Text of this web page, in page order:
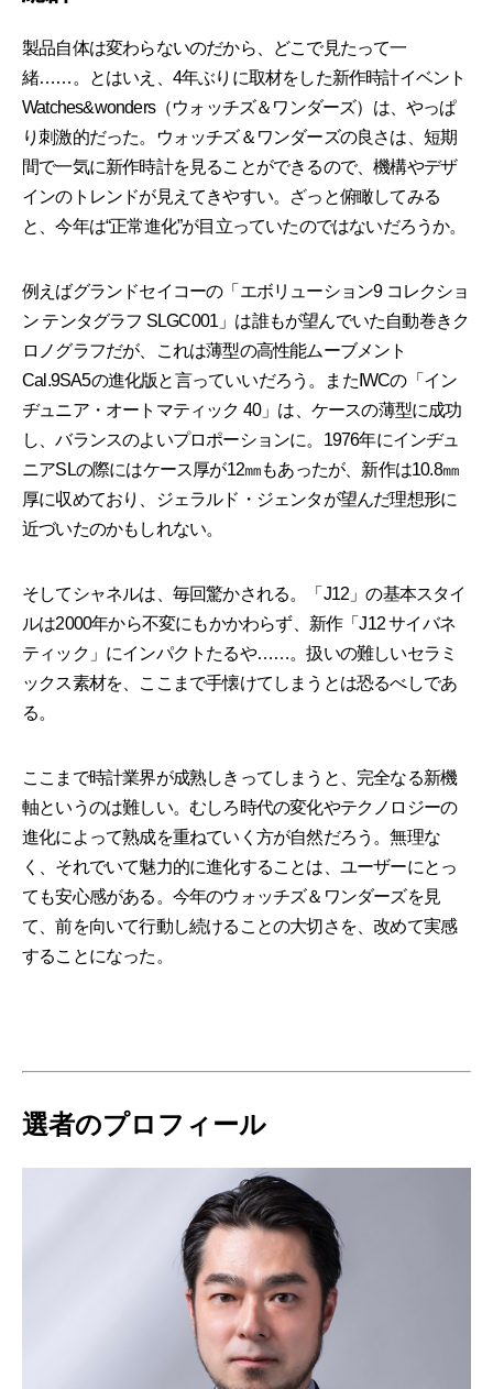
製品自体は変わらないのだから、どこで見たって一
緒……。とはいえ、4年ぶりに取材をした新作時計イベント
Watches&wonders（ウォッチズ＆ワンダーズ）は、やっぱ
り刺激的だった。ウォッチズ＆ワンダーズの良さは、短期
間で一気に新作時計を見ることができるので、機構やデザ
インのトレンドが見えてきやすい。ざっと俯瞰してみる
と、今年は“正常進化”が目立っていたのではないだろうか。
例えばグランドセイコーの「エボリューション9 コレクショ
ン テンタグラフ SLGC001」は誰もが望んでいた自動巻きク
ロノグラフだが、これは薄型の高性能ムーブメント
Cal.9SA5の進化版と言っていいだろう。またIWCの「イン
ヂュニア・オートマティック 40」は、ケースの薄型に成功
し、バランスのよいプロポーションに。1976年にインヂュ
ニアSLの際にはケース厚が12㎜もあったが、新作は10.8㎜
厚に収めており、ジェラルド・ジェンタが望んだ理想形に
近づいたのかもしれない。
そしてシャネルは、毎回驚かされる。「J12」の基本スタイ
ルは2000年から不変にもかかわらず、新作「J12 サイバネ
ティック」にインパクトたるや……。扱いの難しいセラミ
ックス素材を、ここまで手懐けてしまうとは恐るべしであ
る。
ここまで時計業界が成熟しきってしまうと、完全なる新機
軸というのは難しい。むしろ時代の変化やテクノロジーの
進化によって熟成を重ねていく方が自然だろう。無理な
く、それでいて魅力的に進化することは、ユーザーにとっ
ても安心感がある。今年のウォッチズ＆ワンダーズを見
て、前を向いて行動し続けることの大切さを、改めて実感
することになった。
選者のプロフィール